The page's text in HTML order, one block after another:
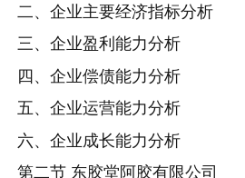
二、企业主要经济指标分析
三、企业盈利能力分析
四、企业偿债能力分析
五、企业运营能力分析
六、企业成长能力分析
第二节 东胶堂阿胶有限公司